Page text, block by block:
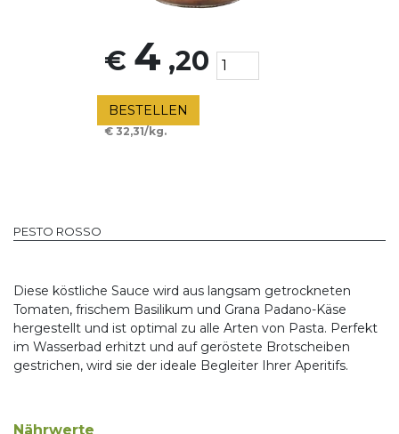
€ 4 ,20
BESTELLEN
€ 32,31/kg.
PESTO ROSSO
Diese köstliche Sauce wird aus langsam getrockneten
Tomaten, frischem Basilikum und Grana Padano-Käse
hergestellt und ist optimal zu alle Arten von Pasta. Perfekt
im Wasserbad erhitzt und auf geröstete Brotscheiben
gestrichen, wird sie der ideale Begleiter Ihrer Aperitifs.
Nährwerte